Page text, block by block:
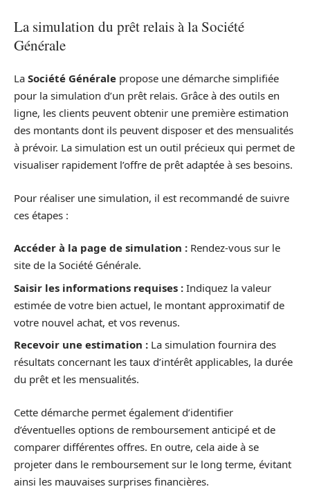
La simulation du prêt relais à la Société
Générale
La Société Générale propose une démarche simplifiée
pour la simulation d’un prêt relais. Grâce à des outils en
ligne, les clients peuvent obtenir une première estimation
des montants dont ils peuvent disposer et des mensualités
à prévoir. La simulation est un outil précieux qui permet de
visualiser rapidement l’offre de prêt adaptée à ses besoins.
Pour réaliser une simulation, il est recommandé de suivre
ces étapes :
Accéder à la page de simulation : Rendez-vous sur le
site de la Société Générale.
Saisir les informations requises : Indiquez la valeur
estimée de votre bien actuel, le montant approximatif de
votre nouvel achat, et vos revenus.
Recevoir une estimation : La simulation fournira des
résultats concernant les taux d’intérêt applicables, la durée
du prêt et les mensualités.
Cette démarche permet également d’identifier
d’éventuelles options de remboursement anticipé et de
comparer différentes offres. En outre, cela aide à se
projeter dans le remboursement sur le long terme, évitant
ainsi les mauvaises surprises financières.